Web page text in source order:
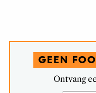
GEEN
Ontvang